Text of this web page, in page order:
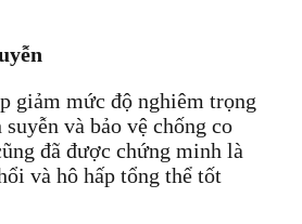
giảm mức độ nghiêm trọng
và bảo vệ chống co
đã được chứng minh là
và hô hấp tổng thể tốt